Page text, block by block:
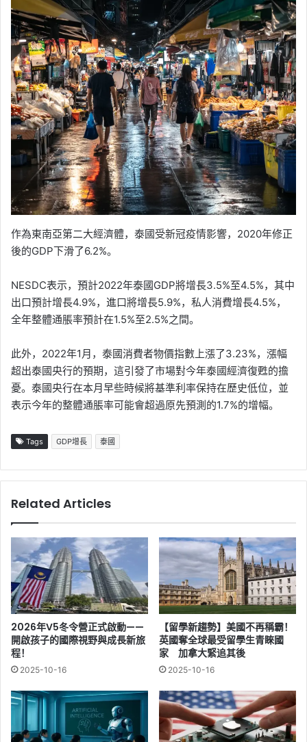
作為東南亞第二大經濟體，泰國受新冠疫情影響，2020年修正
後的GDP下滑了6.2%。
NESDC表示，預計2022年泰國GDP將增長3.5%至4.5%，其中
出口預計增長4.9%，進口將增長5.9%，私人消費增長4.5%，
全年整體通脹率預計在1.5%至2.5%之間。
此外，2022年1月，泰國消費者物價指數上漲了3.23%，漲幅
超出泰國央行的預期，這引發了市場對今年泰國經濟復甦的擔
憂。泰國央行在本月早些時候將基準利率保持在歷史低位，並
表示今年的整體通脹率可能會超過原先預測的1.7%的增幅。
Tags GDP增長 泰國
Related Articles
2026年V5冬令營正式啟動——
開啟孩子的國際視野與成長新旅
程！
2025-10-16
【留學新趨勢】美國不再稱霸！
英國奪全球最受留學生青睞國
家 加拿大緊追其後
2025-10-16